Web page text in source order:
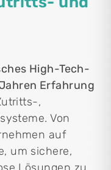
High-Tech-
Erfahrung
,
Von
auf
um sichere,